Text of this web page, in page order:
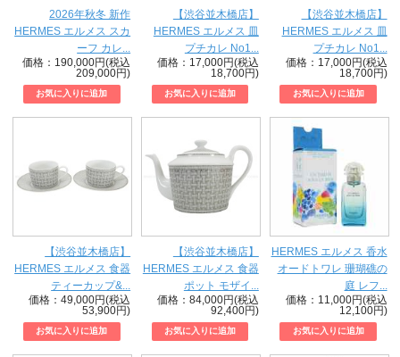
2026年秋冬 新作
HERMES エルメス スカ
ーフ カレ...
価格：190,000円(税込
209,000円)
【渋谷並木橋店】
HERMES エルメス 皿
プチカレ No1...
価格：17,000円(税込
18,700円)
【渋谷並木橋店】
HERMES エルメス 皿
プチカレ No1...
価格：17,000円(税込
18,700円)
【渋谷並木橋店】
HERMES エルメス 食器
ティーカップ&...
価格：49,000円(税込
53,900円)
【渋谷並木橋店】
HERMES エルメス 食器
ポット モザイ...
価格：84,000円(税込
92,400円)
HERMES エルメス 香水
オードトワレ 珊瑚礁の
庭 レフ...
価格：11,000円(税込
12,100円)